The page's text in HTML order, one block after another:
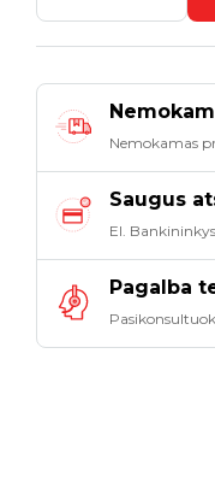
Nemokamas
Saugus
El.
Pagalba